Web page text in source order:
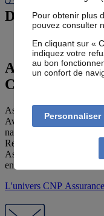
Pour obtenir plus
pouvez consulter
En cliquant sur «
indiquez votre
au bon
un confort de
Personnaliser
Dernières
Voir
Anticipa, une
CNP Assurances
Assurer tous les avenirs,
Avec ANTICIPA, c'est
nationale et de la
Recherche et de
Assurances souhaite
en évolution.
L'univers CNP